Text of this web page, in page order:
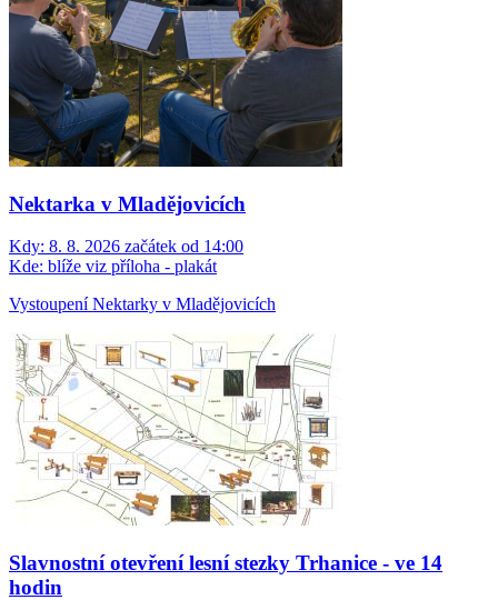
Nektarka v Mladějovicích
Kdy: 8. 8. 2026 začátek od 14:00
Kde: blíže viz příloha - plakát
Vystoupení Nektarky v Mladějovicích
Slavnostní otevření lesní stezky Trhanice - ve 14
hodin